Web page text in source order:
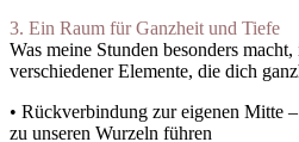
3. Ein Raum für Ganzheit und Tiefe
Was meine Stunden besonders
verschiedener Elemente, die dich
• Rückverbindung zur eigenen Mitte
zu unseren Wurzeln führen